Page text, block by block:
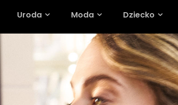
Uroda Moda Dziecko